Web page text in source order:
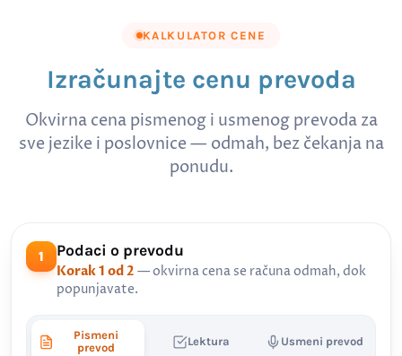
KALKULATOR CENE
Izračunajte cenu prevoda
Okvirna cena pismenog i usmenog prevoda za
sve jezike i poslovnice — odmah, bez čekanja na
ponudu.
1 Podaci o prevodu
Korak 1 od 2 — okvirna cena se računa odmah, dok
popunjavate.
Pismeni
prevod
Lektura Usmeni prevod